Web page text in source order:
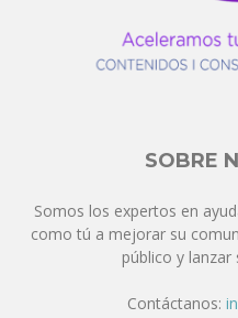
SOBRE
Somos los expertos en
como tú a mejorar su
público y lanzar
Contáctanos: